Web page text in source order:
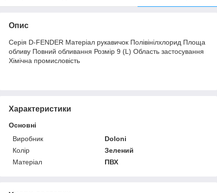
Опис
Серія D-FENDER Матеріал рукавичок Полівінілхлорид Площа
обливу Повний обливання Розмір 9 (L) Область застосування
Хімічна промисловість
Характеристики
Основні
Виробник
Doloni
Колір
Зелений
Матеріал
ПВХ